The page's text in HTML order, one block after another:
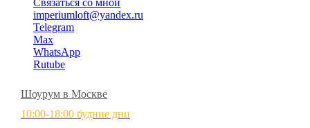
Связаться со мной
imperiumloft@yandex.ru
Telegram
Max
WhatsApp
Rutube
Шоурум в Москве
10:00-18:00 будние дни